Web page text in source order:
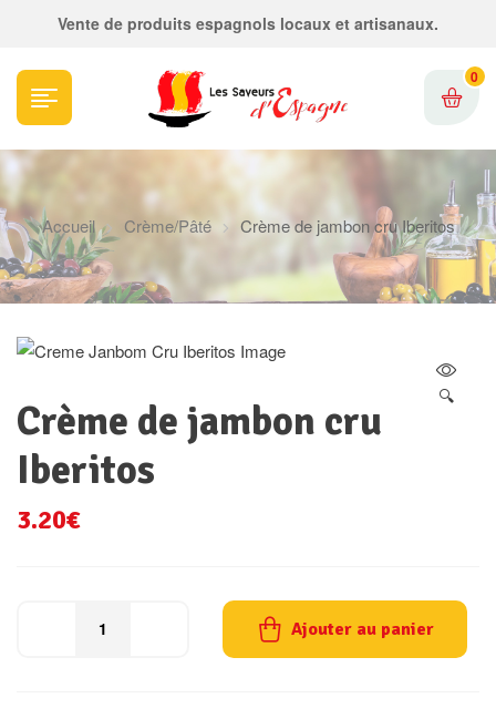
Vente de produits espagnols locaux et artisanaux.
0
Accueil Crème/Pâté Crème de jambon cru Iberitos
🔍
Crème de jambon cru
Iberitos
3.20€
Ajouter au panier